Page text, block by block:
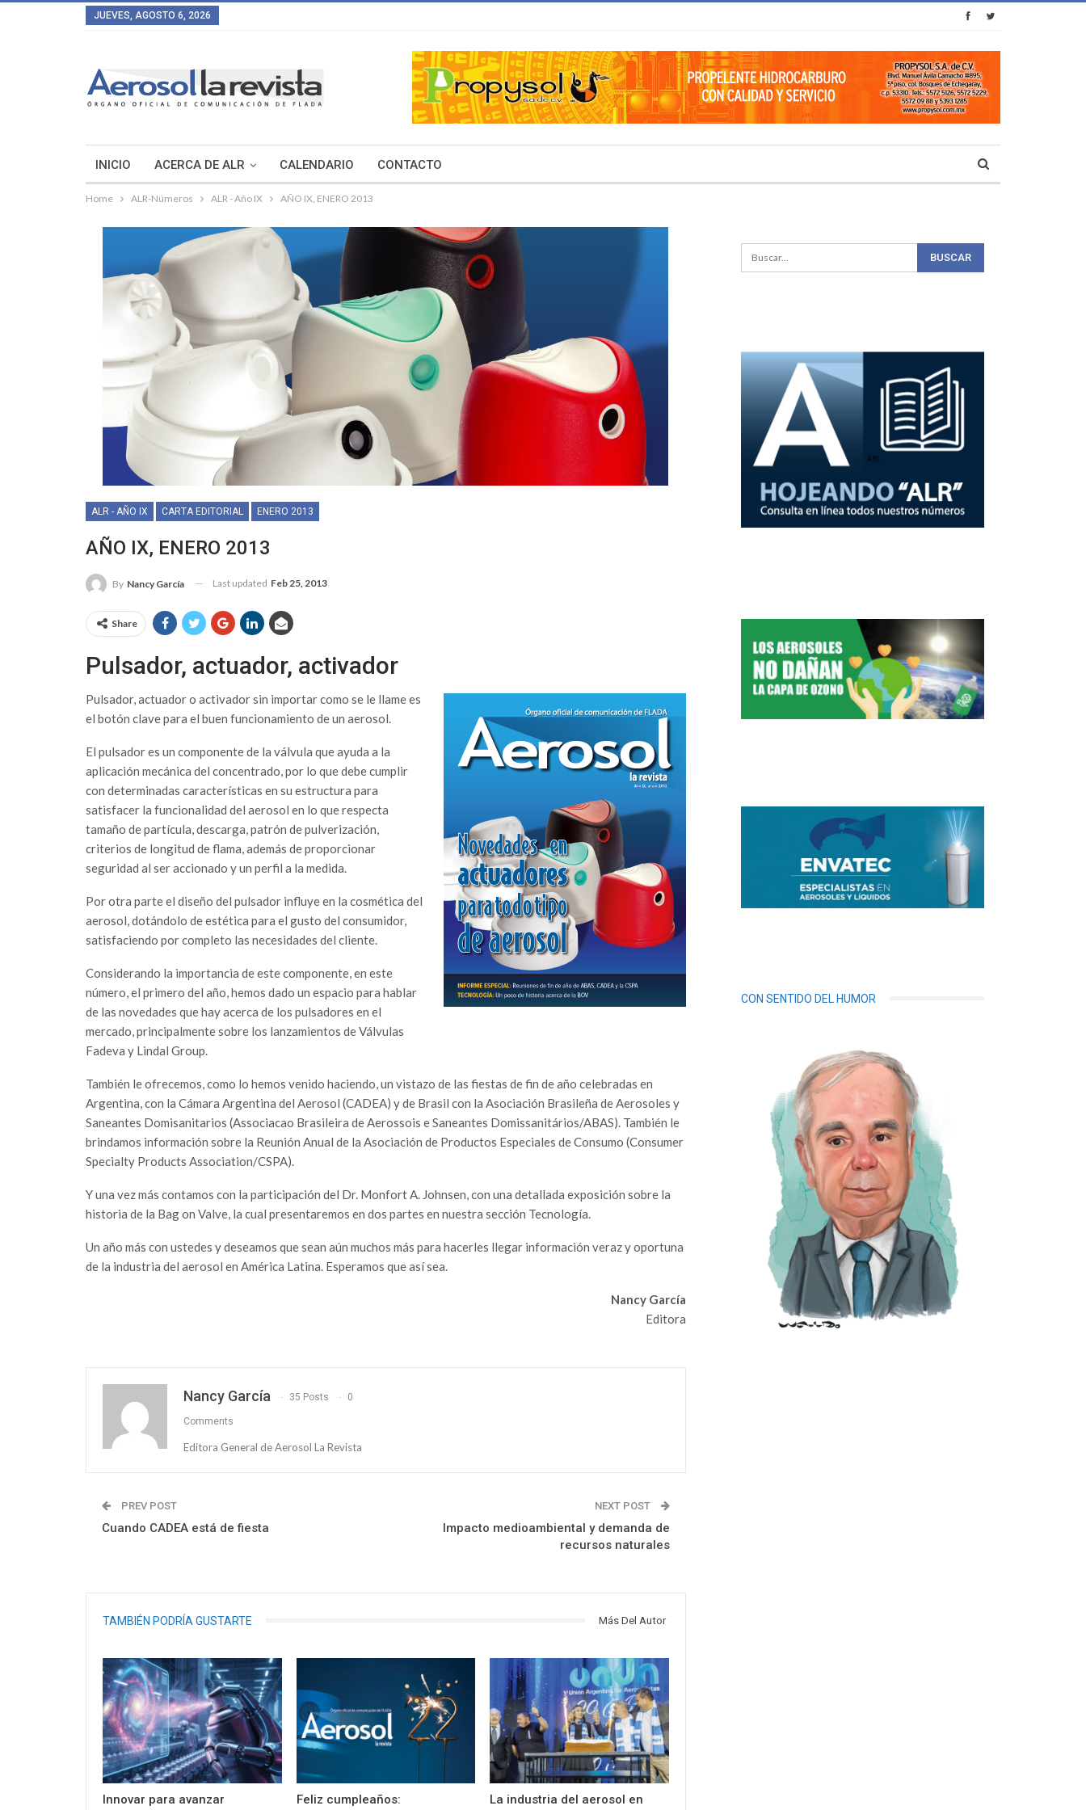
JUEVES, AGOSTO 6, 2026
INICIO ACERCA DE ALR CALENDARIO CONTACTO
Home ALR-Números ALR - Año IX AÑO IX, ENERO 2013
ALR - AÑO IX CARTA EDITORIAL ENERO 2013
AÑO IX, ENERO 2013
By Nancy García Last updated Feb 25, 2013
Share
Pulsador, actuador, activador
Pulsador, actuador o activador sin importar como se le llame es
el botón clave para el buen funcionamiento de un aerosol.
El pulsador es un componente de la válvula que ayuda a la
aplicación mecánica del concentrado, por lo que debe cumplir
con determinadas características en su estructura para
satisfacer la funcionalidad del aerosol en lo que respecta
tamaño de partícula, descarga, patrón de pulverización,
criterios de longitud de flama, además de proporcionar
seguridad al ser accionado y un perfil a la medida.
Por otra parte el diseño del pulsador influye en la cosmética del
aerosol, dotándolo de estética para el gusto del consumidor,
satisfaciendo por completo las necesidades del cliente.
Considerando la importancia de este componente, en este
número, el primero del año, hemos dado un espacio para hablar
de las novedades que hay acerca de los pulsadores en el
mercado, principalmente sobre los lanzamientos de Válvulas
Fadeva y Lindal Group.
También le ofrecemos, como lo hemos venido haciendo, un vistazo de las fiestas de fin de año celebradas en
Argentina, con la Cámara Argentina del Aerosol (CADEA) y de Brasil con la Asociación Brasileña de Aerosoles y
Saneantes Domisanitarios (Associacao Brasileira de Aerossois e Saneantes Domissanitários/ABAS). También le
brindamos información sobre la Reunión Anual de la Asociación de Productos Especiales de Consumo (Consumer
Specialty Products Association/CSPA).
Y una vez más contamos con la participación del Dr. Monfort A. Johnsen, con una detallada exposición sobre la
historia de la Bag on Valve, la cual presentaremos en dos partes en nuestra sección Tecnología.
Un año más con ustedes y deseamos que sean aún muchos más para hacerles llegar información veraz y oportuna
de la industria del aerosol en América Latina. Esperamos que así sea.
Nancy García
Editora
Nancy García 35 Posts 0
Comments
Editora General de Aerosol La Revista
PREV POST
Cuando CADEA está de fiesta
NEXT POST
Impacto medioambiental y demanda de
recursos naturales
TAMBIÉN PODRÍA GUSTARTE Más Del Autor
Innovar para avanzar Feliz cumpleaños:
La industria del aerosol en
CON SENTIDO DEL HUMOR